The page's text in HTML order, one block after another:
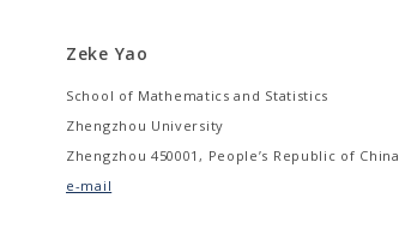
Zeke Yao
School of Mathematics and Statistics
Zhengzhou University
Zhengzhou 450001, People’s Republic of China
e-mail